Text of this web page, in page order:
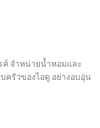
ค์ จำหน่ายน้ำหอมและ
ครัวของไอดู อย่างอบอุ่น